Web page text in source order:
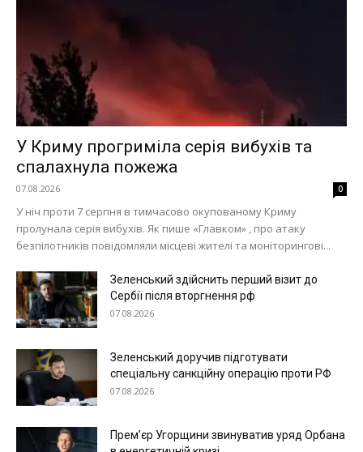
У Криму прогриміла серія вибухів та
спалахнула пожежа
07.08.2026 0
У ніч проти 7 серпня в тимчасово окупованому Криму
пролунала серія вибухів. Як пише «Главком» , про атаку
безпілотників повідомляли місцеві жителі та моніторингові...
Зеленський здійснить перший візит до
Сербії після вторгнення рф
07.08.2026
Зеленський доручив підготувати
спеціальну санкційну операцію проти РФ
07.08.2026
Прем’єр Угорщини звинуватив уряд Орбана